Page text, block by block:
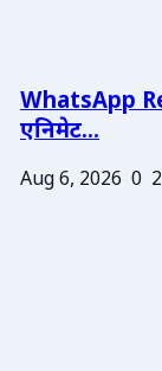
WhatsApp
एनिमेट...
Aug 6, 2026 0 2